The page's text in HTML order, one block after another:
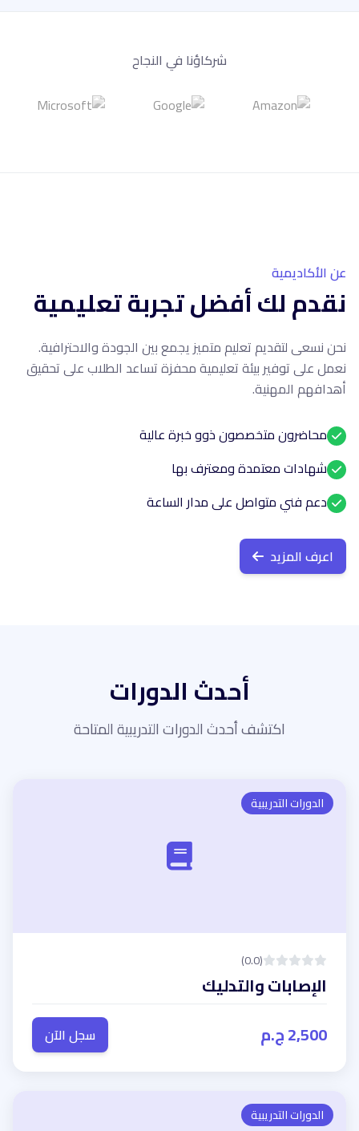
شركاؤنا في النجاح
عن الأكاديمية
نقدم لك أفضل تجربة تعليمية
نحن نسعى لتقديم تعليم متميز يجمع بين الجودة والاحترافية.
نعمل على توفير بيئة تعليمية محفزة تساعد الطلاب على تحقيق
أهدافهم المهنية.
محاضرون متخصصون ذوو خبرة عالية
شهادات معتمدة ومعترف بها
دعم فني متواصل على مدار الساعة
اعرف المزيد
أحدث الدورات
اكتشف أحدث الدورات التدريبية المتاحة
الدورات التدريبية
(0.0)
الإصابات والتدليك
2,500 ج.م
سجل الآن
الدورات التدريبية